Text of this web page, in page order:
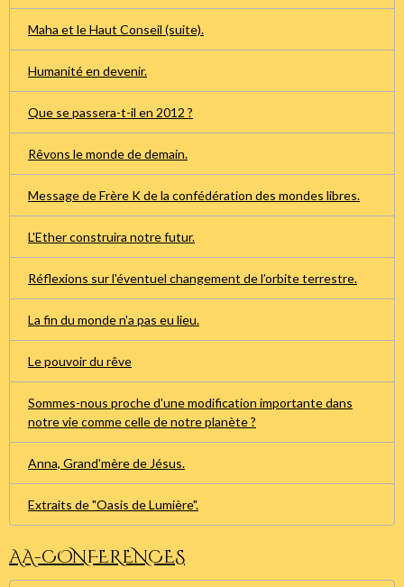
Maha et le Haut Conseil (suite).
Humanité en devenir.
Que se passera-t-il en 2012 ?
Rêvons le monde de demain.
Message de Frère K de la confédération des mondes libres.
L'Ether construira notre futur.
Réflexions sur l'éventuel changement de l’orbite terrestre.
La fin du monde n'a pas eu lieu.
Le pouvoir du rêve
Sommes-nous proche d'une modification importante dans
notre vie comme celle de notre planète ?
Anna, Grand'mère de Jésus.
Extraits de "Oasis de Lumière".
AA-CONFERENCES